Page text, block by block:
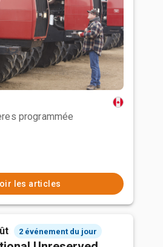
programmée
les articles
2 événement du jour